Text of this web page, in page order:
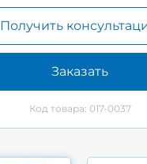
Получить
Заказать
Код товара: 017-0037